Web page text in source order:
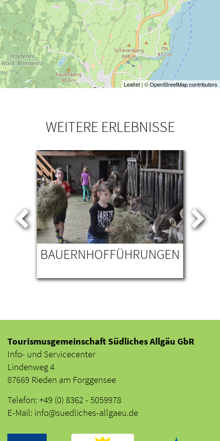
Leaflet | ©OpenStreetMap contributors
WEITERE ERLEBNISSE
BAUERNHOFFÜHRUNGEN
Tourismusgemeinschaft Südliches Allgäu GbR
Info- und Servicecenter
Lindenweg 4
87669 Rieden am Forggensee
Telefon: +49 (0) 8362 - 5059978
E-Mail: info@suedliches-allgaeu.de